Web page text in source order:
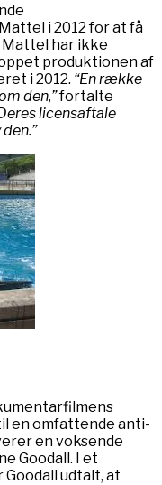
i 2012 for at få
har ikke
produktionen af
i 2012. “En række
den,”fortalte
licensaftale
en omfattende anti-
en voksende
Goodall. I et
udtalt, at